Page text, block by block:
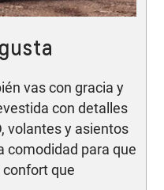
vas con gracia y
con detalles
volantes y asientos
comodidad para que
que